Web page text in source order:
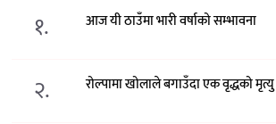
१. आज यी ठाउँमा भारी वर्षाको सम्भावना
२. रोल्पामा खोलाले बगाउँदा एक वृद्धको मृत्यु